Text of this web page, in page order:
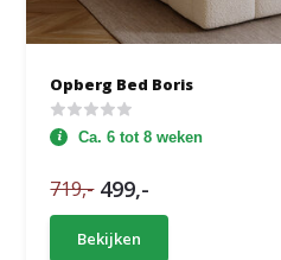
Opberg Bed Boris
Ca. 6 tot 8 weken
719,- 499,-
Bekijken